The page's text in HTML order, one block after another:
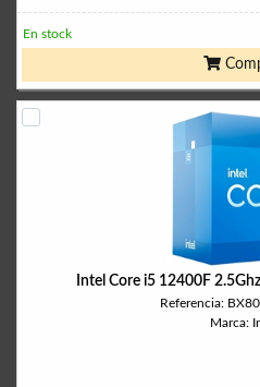
En stock
Intel Core i5 12400F
Referencia:
Marca: